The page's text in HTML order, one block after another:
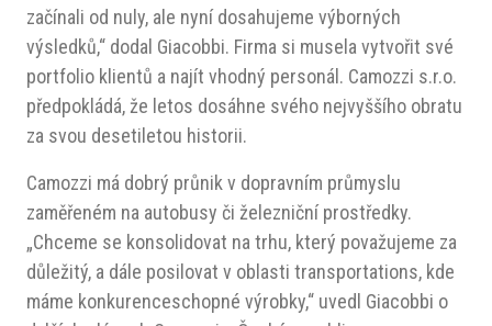
začínali od nuly, ale nyní dosahujeme výborných
výsledků,“ dodal Giacobbi. Firma si musela vytvořit své
portfolio klientů a najít vhodný personál. Camozzi s.r.o.
předpokládá, že letos dosáhne svého nejvyššího obratu
za svou desetiletou historii.
Camozzi má dobrý průnik v dopravním průmyslu
zaměřeném na autobusy či železniční prostředky.
„Chceme se konsolidovat na trhu, který považujeme za
důležitý, a dále posilovat v oblasti transportations, kde
máme konkurenceschopné výrobky,“ uvedl Giacobbi o